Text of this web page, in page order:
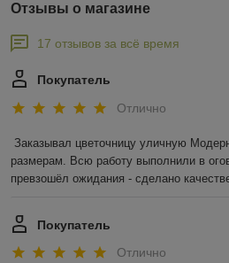
Отзывы о магазине
17 отзывов за всё время
Покупатель
Отлично
Заказывал цветочницу уличную
размерам. Всю работу выполнили в
превзошёл ожидания - сделано
Покупатель
Отлично